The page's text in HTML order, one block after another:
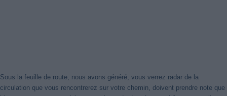
Sous la feuille de route, nous avons généré, vous verrez radar de la
circulation que vous rencontrerez sur votre chemin, doivent prendre note que
Fermer cet avis